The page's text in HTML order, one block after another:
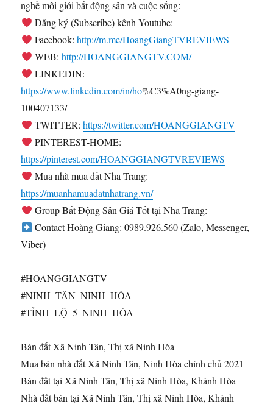
nghề môi giới bất động sản và cuộc sống:
Đăng ký (Subscribe) kênh Youtube:
Facebook: http://m.me/HoangGiangTVREVIEWS
WEB: http://HOANGGIANGTV.COM/
LINKEDIN:
https://www.linkedin.com/in/ho%C3%A0ng-giang-
100407133/
TWITTER: https://twitter.com/HOANGGIANGTV
PINTEREST-HOME:
https://pinterest.com/HOANGGIANGTVREVIEWS
Mua nhà mua đất Nha Trang:
https://muanhamuadatnhatrang.vn/
Group Bất Động Sản Giá Tốt tại Nha Trang:
Contact Hoàng Giang: 0989.926.560 (Zalo, Messenger,
Viber)
—
#HOANGGIANGTV
#NINH_TÂN_NINH_HÒA
#TỈNH_LỘ_5_NINH_HÒA
Bán đất Xã Ninh Tân, Thị xã Ninh Hòa
Mua bán nhà đất Xã Ninh Tân, Ninh Hòa chính chủ 2021
Bán đất tại Xã Ninh Tân, Thị xã Ninh Hòa, Khánh Hòa
Nhà đất bán tại Xã Ninh Tân, Thị xã Ninh Hòa, Khánh